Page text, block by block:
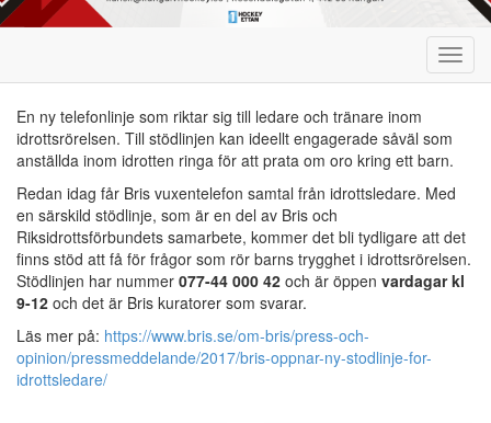
En ny telefonlinje som riktar sig till ledare och tränare inom
idrottsrörelsen. Till stödlinjen kan ideellt engagerade såväl som
anställda inom idrotten ringa för att prata om oro kring ett barn.
Redan idag får Bris vuxentelefon samtal från idrottsledare. Med
en särskild stödlinje, som är en del av Bris och
Riksidrottsförbundets samarbete, kommer det bli tydligare att det
finns stöd att få för frågor som rör barns trygghet i idrottsrörelsen.
Stödlinjen har nummer 077-44 000 42 och är öppen vardagar kl
9-12 och det är Bris kuratorer som svarar.
Läs mer på: https://www.bris.se/om-bris/press-och-
opinion/pressmeddelande/2017/bris-oppnar-ny-stodlinje-for-
idrottsledare/